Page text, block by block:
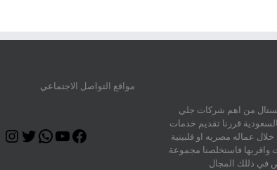
من اهم شركات جلي
قررنا تقديم خدمات
عماله مصريه او فلبينية
واقربها فاستخلصنا مجموعة
ذللك المجال
مواقع التواصل الاجتماعي
Facebook
YouTube
WhatsApp
Twitter